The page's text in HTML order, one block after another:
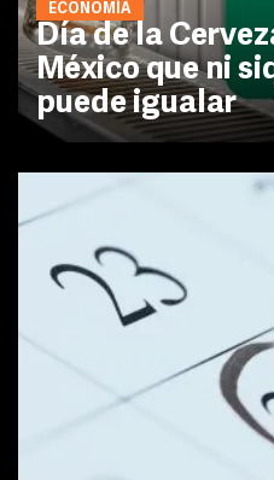
ECONOMÍA
Día de la
México que ni
puede igualar